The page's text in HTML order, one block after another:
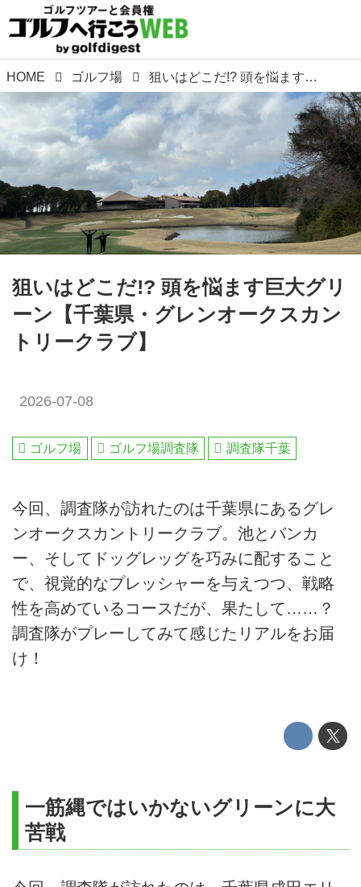
HOME ゴルフ場 狙いはどこだ!? 頭を悩ます巨大グリーン【千葉県・グレンオークスカントリークラブ】
狙いはどこだ!? 頭を悩ます巨大グリ
ーン【千葉県・グレンオークスカン
トリークラブ】
2026-07-08
ゴルフ場 ゴルフ場調査隊 調査隊千葉
今回、調査隊が訪れたのは千葉県にあるグレ
ンオークスカントリークラブ。池とバンカ
ー、そしてドッグレッグを巧みに配すること
で、視覚的なプレッシャーを与えつつ、戦略
性を高めているコースだが、果たして……？
調査隊がプレーしてみて感じたリアルをお届
け！
一筋縄ではいかないグリーンに大
苦戦